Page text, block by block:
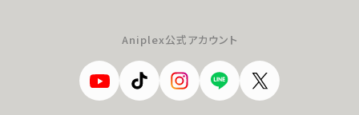
Aniplex公式アカウント